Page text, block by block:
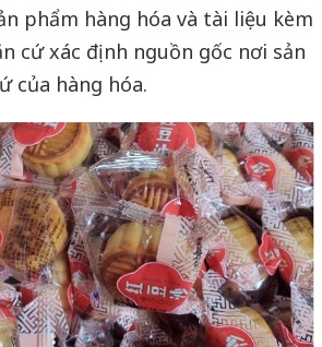
phẩm hàng hóa và tài liệu kèm
cứ xác định nguồn gốc nơi sản
của hàng hóa.